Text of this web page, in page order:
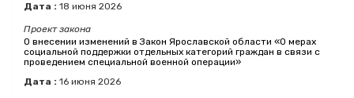
Дата : 18 июня 2026
Проект закона
О внесении изменений в Закон Ярославской области «О мерах
социальной поддержки отдельных категорий граждан в связи с
проведением специальной военной операции»
Дата : 16 июня 2026